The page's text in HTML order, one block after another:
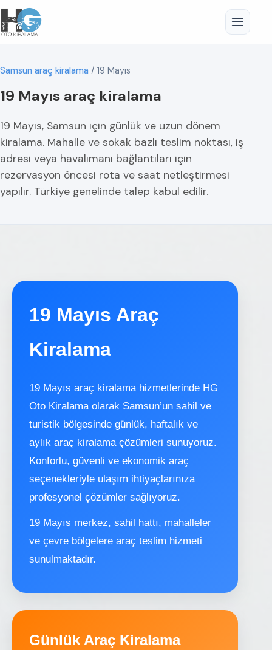
Samsun araç kiralama / 19 Mayıs
19 Mayıs araç kiralama
19 Mayıs, Samsun için günlük ve uzun dönem
kiralama. Mahalle ve sokak bazlı teslim noktası, iş
adresi veya havalimanı bağlantıları için
rezervasyon öncesi rota ve saat netleştirmesi
yapılır. Türkiye genelinde talep kabul edilir.
19 Mayıs Araç
Kiralama
19 Mayıs araç kiralama hizmetlerinde HG
Oto Kiralama olarak Samsun’un sahil ve
turistik bölgesinde günlük, haftalık ve
aylık araç kiralama çözümleri sunuyoruz.
Konforlu, güvenli ve ekonomik araç
seçenekleriyle ulaşım ihtiyaçlarınıza
profesyonel çözümler sağlıyoruz.
19 Mayıs merkez, sahil hattı, mahalleler
ve çevre bölgelere araç teslim hizmeti
sunulmaktadır.
Günlük Araç Kiralama